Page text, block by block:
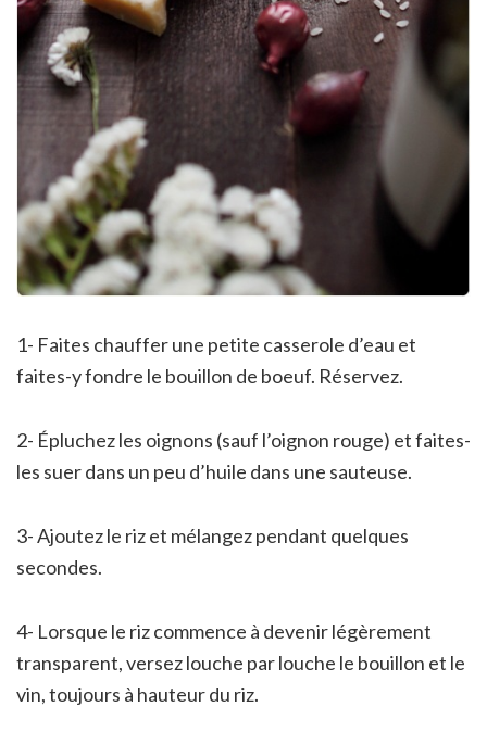
1- Faites chauffer une petite casserole d’eau et
faites-y fondre le bouillon de boeuf. Réservez.
2- Épluchez les oignons (sauf l’oignon rouge) et faites-
les suer dans un peu d’huile dans une sauteuse.
3- Ajoutez le riz et mélangez pendant quelques
secondes.
4- Lorsque le riz commence à devenir légèrement
transparent, versez louche par louche le bouillon et le
vin, toujours à hauteur du riz.